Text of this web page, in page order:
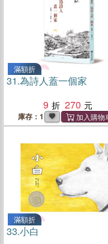
滿額折
31.為詩人蓋一個家
9
270
庫存：1
滿額折
33.小白